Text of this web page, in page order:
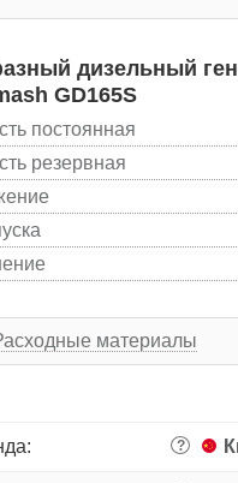
дизельный
GD165S
постоянная
резервная
материалы
?